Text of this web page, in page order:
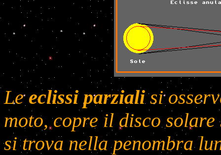
Leeclissi parzialisi
moto, copre il disco
si trova nella penombra